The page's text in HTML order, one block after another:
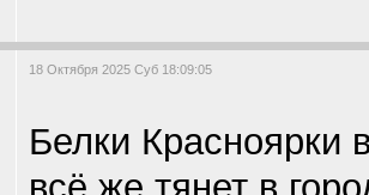
18 Октября 2025 Суб 18:09:05
Белки Красноярки